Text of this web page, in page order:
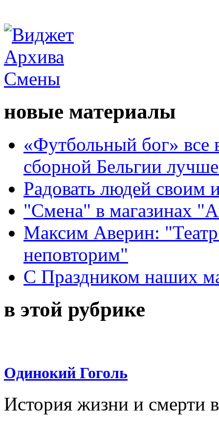
новые материалы
«Футбольный бог» все
сборной Бельгии
Радовать людей своим
"Смена" в магазинах
Максим Аверин:
неповторим"
С Праздником наших
в этой рубрике
Одинокий Гоголь
История жизни и смерти